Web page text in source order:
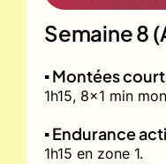
Semaine 8
▪️ Montées
1h15, 8x1 min
▪️ Endurance
1h15 en zone 1.